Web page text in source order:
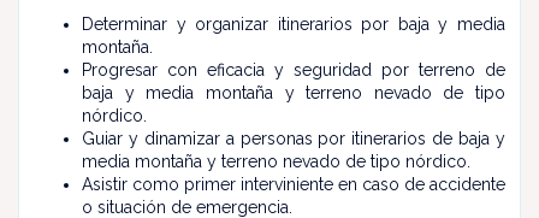
Determinar y organizar itinerarios por baja y media
montaña.
Progresar con eficacia y seguridad por terreno de
baja y media montaña y terreno nevado de tipo
nórdico.
Guiar y dinamizar a personas por itinerarios de baja y
media montaña y terreno nevado de tipo nórdico.
Asistir como primer interviniente en caso de accidente
o situación de emergencia.